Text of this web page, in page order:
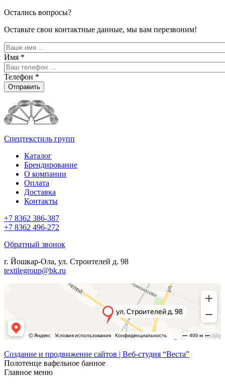
Остались вопросы?
Оставьте свои контактные данные, мы вам перезвоним!
Имя *
Телефон *
Отправить
Спецтекстиль групп
Каталог
Брендирование
О компании
Оплата
Доставка
Контакты
+7 8362 386-387
+7 8362 496-272
Обратный звонок
г. Йошкар-Ола, ул. Строителей д. 98
textilegroup@bk.ru
Создание и продвижение сайтов | Веб-студия “Веста”
Полотенце вафельное банное
Главное меню